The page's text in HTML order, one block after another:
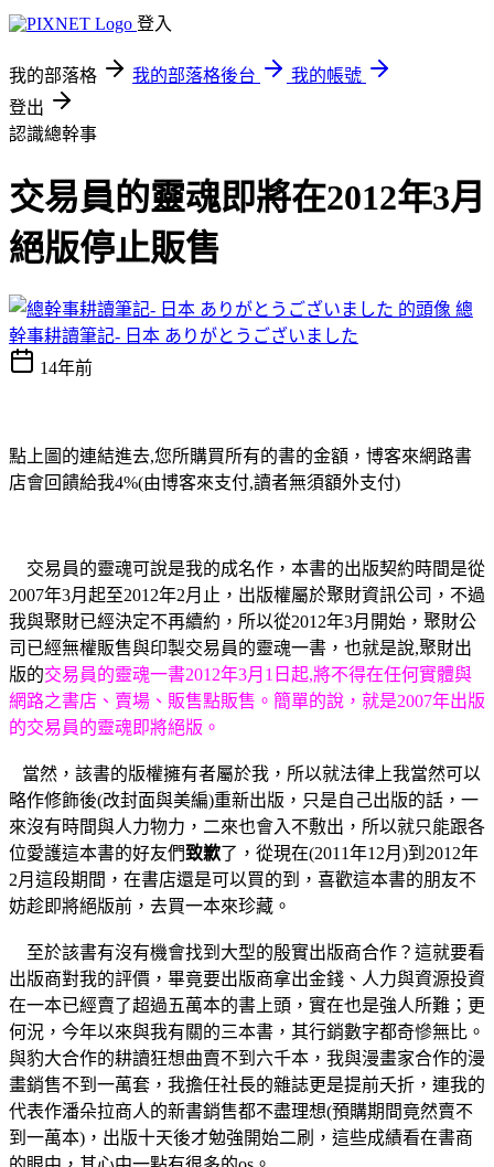
登入
我的部落格 我的部落格後台
我的帳號
登出
認識總幹事
交易員的靈魂即將在2012年3月
絕版停止販售
總
幹事耕讀筆記- 日本 ありがとうございました
14年前
點上圖的連結進去,您所購買所有的書的金額，博客來網路書
店會回饋給我4%(由博客來支付,讀者無須額外支付)
交易員的靈魂可說是我的成名作，本書的出版契約時間是從
2007年3月起至2012年2月止，出版權屬於聚財資訊公司，不過
我與聚財已經決定不再續約，所以從2012年3月開始，聚財公
司已經無權販售與印製交易員的靈魂一書，也就是說,聚財出
版的交易員的靈魂一書2012年3月1日起,將不得在任何實體與
網路之書店、賣場、販售點販售。簡單的說，就是2007年出版
的交易員的靈魂即將絕版。
當然，該書的版權擁有者屬於我，所以就法律上我當然可以
略作修飾後(改封面與美編)重新出版，只是自己出版的話，一
來沒有時間與人力物力，二來也會入不敷出，所以就只能跟各
位愛護這本書的好友們致歉了，從現在(2011年12月)到2012年
2月這段期間，在書店還是可以買的到，喜歡這本書的朋友不
妨趁即將絕版前，去買一本來珍藏。
至於該書有沒有機會找到大型的殷實出版商合作？這就要看
出版商對我的評價，畢竟要出版商拿出金錢、人力與資源投資
在一本已經賣了超過五萬本的書上頭，實在也是強人所難；更
何況，今年以來與我有關的三本書，其行銷數字都奇慘無比。
與豹大合作的耕讀狂想曲賣不到六千本，我與漫畫家合作的漫
畫銷售不到一萬套，我擔任社長的雜誌更是提前夭折，連我的
代表作潘朵拉商人的新書銷售都不盡理想(預購期間竟然賣不
到一萬本)，出版十天後才勉強開始二刷，這些成績看在書商